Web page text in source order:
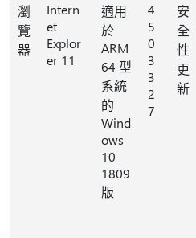
瀏
覽
器
Intern
et
Explor
er 11
適用
於
ARM
64 型
系統
的
Wind
ows
10
1809
版
4
5
0
3
3
2
7
安
全
性
更
新